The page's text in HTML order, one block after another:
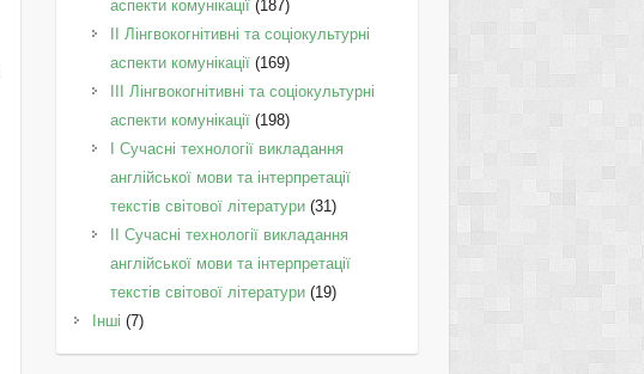
аспекти комунікації(187)
IІ Лінгвокогнітивні та соціокультурні
аспекти комунікації(169)
IІI Лінгвокогнітивні та соціокультурні
аспекти комунікації(198)
I Cучасні технології викладання
англійської мови та інтерпретації
текстів світової літератури(31)
II Cучасні технології викладання
англійської мови та інтерпретації
текстів світової літератури(19)
Інші (7)